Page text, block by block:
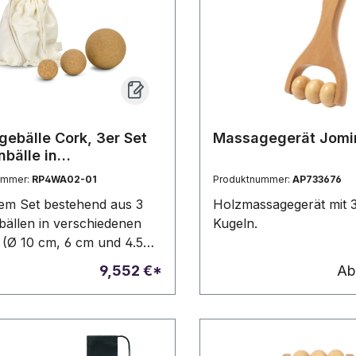
Cork, 3er Set
in
Größen
RP4WA02-01
Set bestehend aus 3
in verschiedenen
10 cm, 6 cm und 4.5
Sie bestens ausgestattet,
und Faszien bei der
zur unterstützen.
sind dabei vielseitig
z. B. zur Massage,
9,552 €*
Massagegerät
Produktnummer: AP733676
Holzmassagegerät mit
Kugeln.
Ab